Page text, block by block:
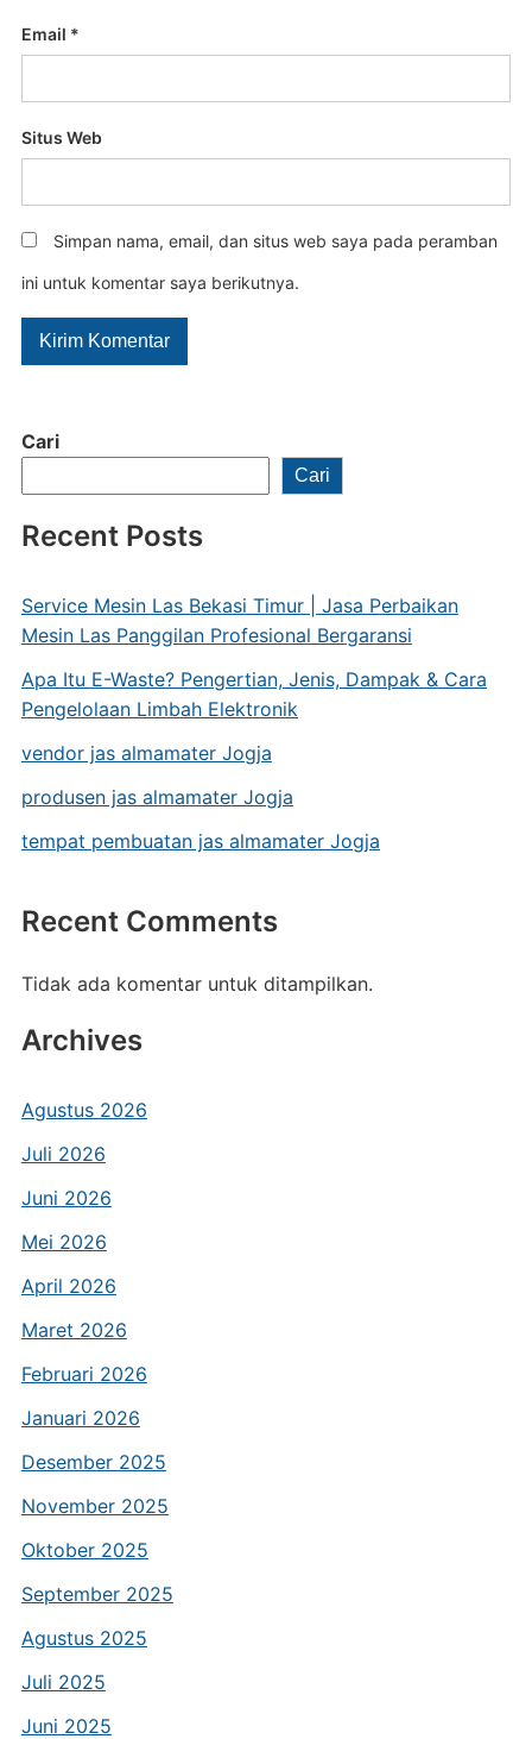
Cari
Cari
Recent Posts
Service Mesin Las Bekasi Timur | Jasa Perbaikan
Mesin Las Panggilan Profesional Bergaransi
Apa Itu E-Waste? Pengertian, Jenis, Dampak & Cara
Pengelolaan Limbah Elektronik
vendor jas almamater Jogja
produsen jas almamater Jogja
tempat pembuatan jas almamater Jogja
Recent Comments
Tidak ada komentar untuk ditampilkan.
Archives
Agustus 2026
Juli 2026
Juni 2026
Mei 2026
April 2026
Maret 2026
Februari 2026
Januari 2026
Desember 2025
November 2025
Oktober 2025
September 2025
Agustus 2025
Juli 2025
Juni 2025
Email *
Situs Web
Simpan nama, email, dan situs web saya pada peramban
ini untuk komentar saya berikutnya.